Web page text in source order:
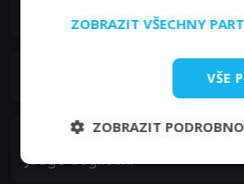
Gianni Ottaviani
Judge Guglielmi
ZOBRAZIT VŠECHNY
VŠE
ZOBRAZIT